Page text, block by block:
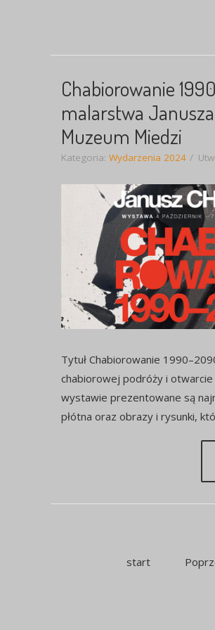
Chabiorowanie
malarstwa
Muzeum Miedzi
Kategoria: Wydarzenia 2024
Tytuł Chabiorowanie
chabiorowej podróży i otwarcie
wystawie prezentowane są
płótna oraz obrazy i rysunki,
start